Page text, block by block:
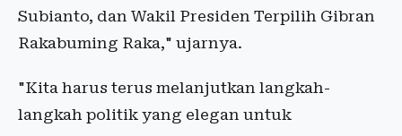
Subianto, dan Wakil Presiden Terpilih Gibran
Rakabuming Raka," ujarnya.
"Kita harus terus melanjutkan langkah-
langkah politik yang elegan untuk